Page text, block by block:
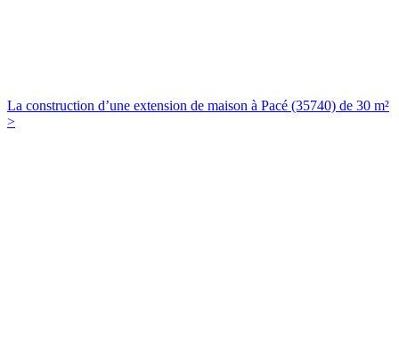
La construction d’une extension de maison à Pacé (35740) de 30 m²
>